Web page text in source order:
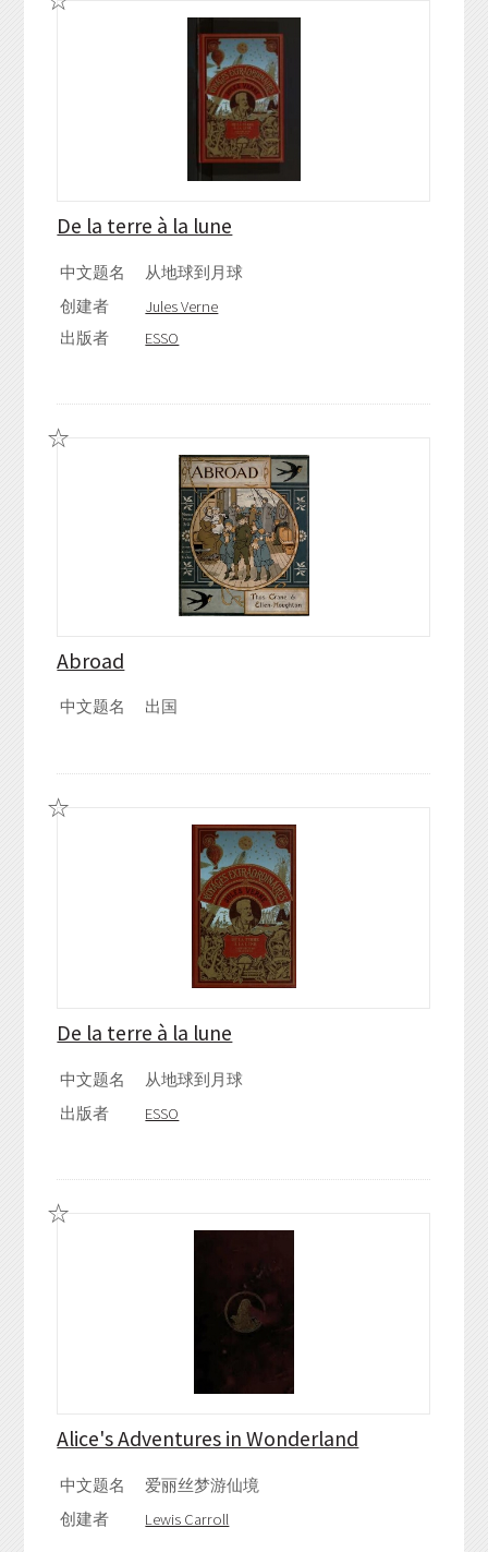
De la terre à la lune
中文题名
从地球到月球
创建者
Jules Verne
出版者
ESSO
Abroad
中文题名 出国
De la terre à la lune
中文题名
从地球到月球
出版者
ESSO
Alice's Adventures in Wonderland
中文题名
爱丽丝梦游仙境
创建者
Lewis Carroll